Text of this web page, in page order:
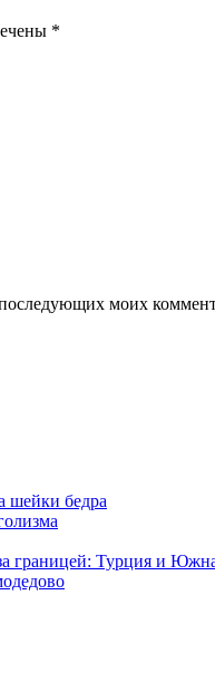
*
моих
шейки бедра
границей: Турция и